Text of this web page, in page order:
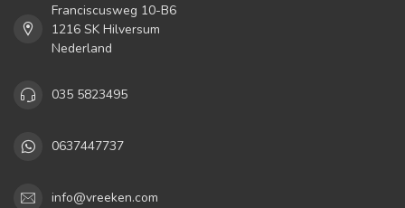
Franciscusweg 10-B6
1216 SK Hilversum
Nederland
035 5823495
0637447737
info@vreeken.com